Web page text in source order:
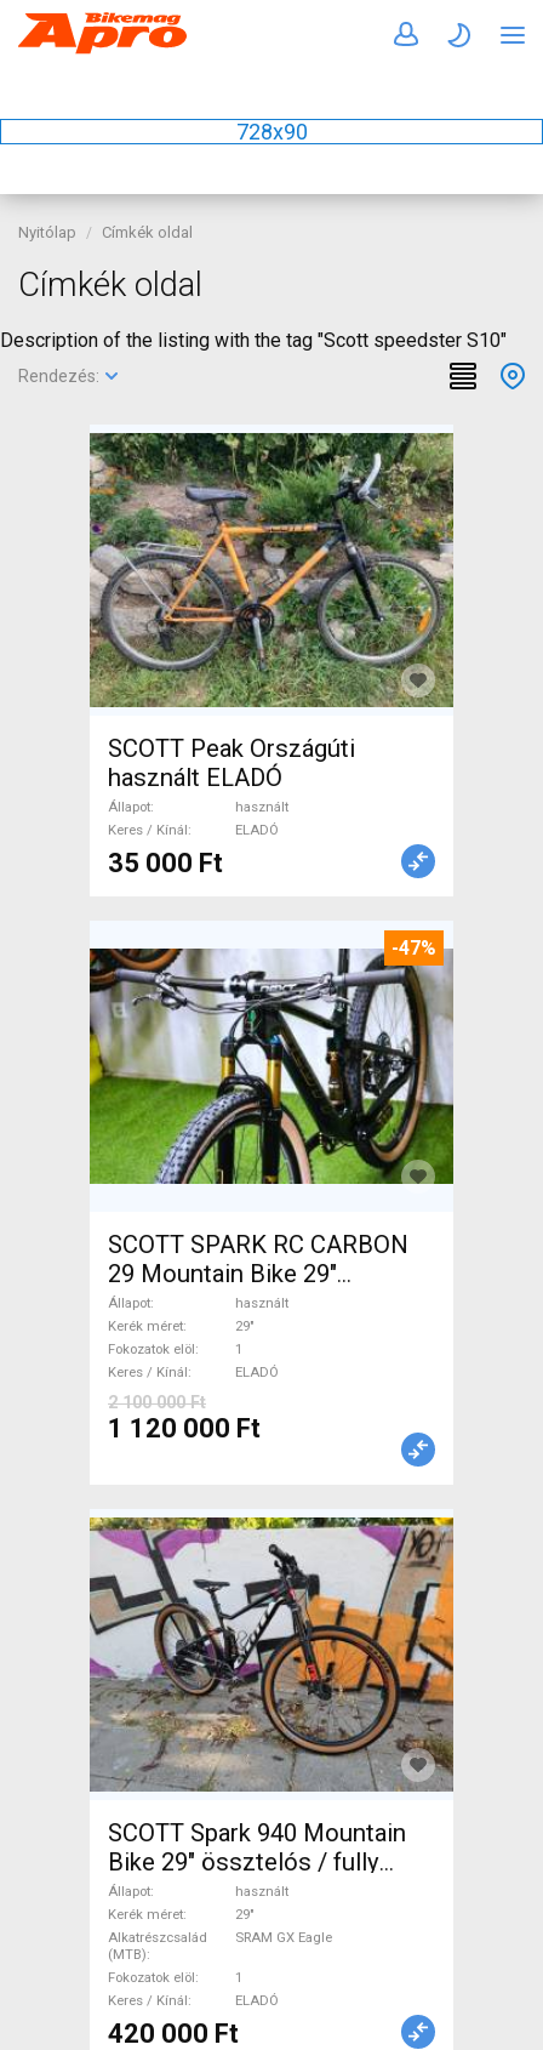
728x90
Nyitólap Címkék oldal
Címkék oldal
Description of the listing with the tag "Scott speedster S10"
Rendezés:
SCOTT Peak Országúti
használt ELADÓ
Állapot
használt
Keres / Kínál
ELADÓ
35 000 Ft
-47%
SCOTT SPARK RC CARBON
29 Mountain Bike 29"
össztelós / fully használt
ELADÓ
Állapot
használt
Kerék méret
29"
Fokozatok elöl
1
Keres / Kínál
ELADÓ
2 100 000 Ft
1 120 000 Ft
SCOTT Spark 940 Mountain
Bike 29" össztelós / fully
SRAM GX Eagle használt
ELADÓ
Állapot
használt
Kerék méret
29"
Alkatrészcsalád
(MTB)
SRAM GX Eagle
Fokozatok elöl
1
Keres / Kínál
ELADÓ
420 000 Ft